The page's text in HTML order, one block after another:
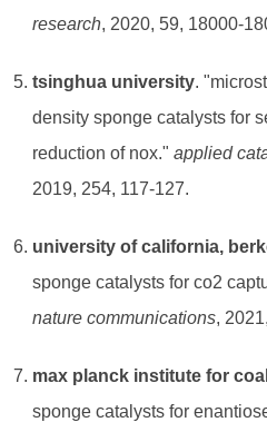
research, 2020, 59, 18000-
tsinghua university.
density sponge catalysts for
reduction of nox." applied
2019, 254, 117-127.
university of california,
sponge catalysts for co2
nature communications,
max planck institute for
sponge catalysts for